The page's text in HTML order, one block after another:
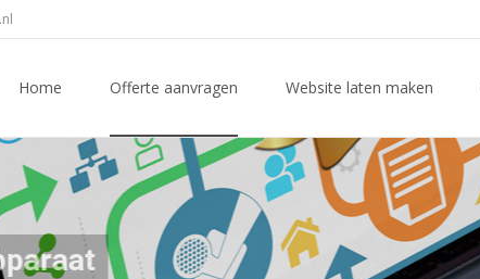
Home
Offerte aanvragen Website laten maken